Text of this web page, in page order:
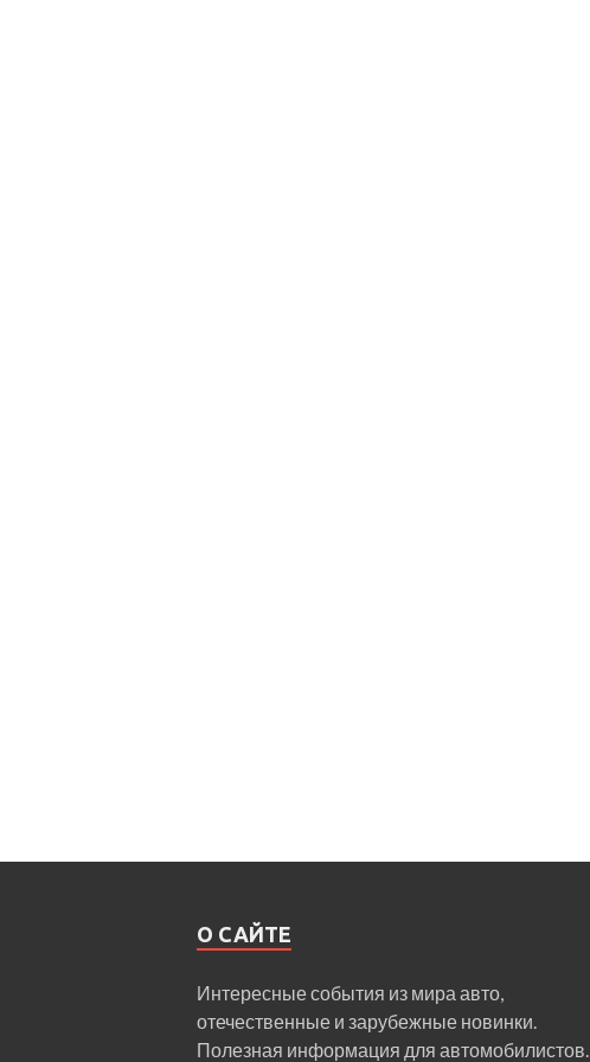
О САЙТЕ
Интересные события из мира авто,
отечественные и зарубежные новинки.
Полезная информация для автомобилистов.